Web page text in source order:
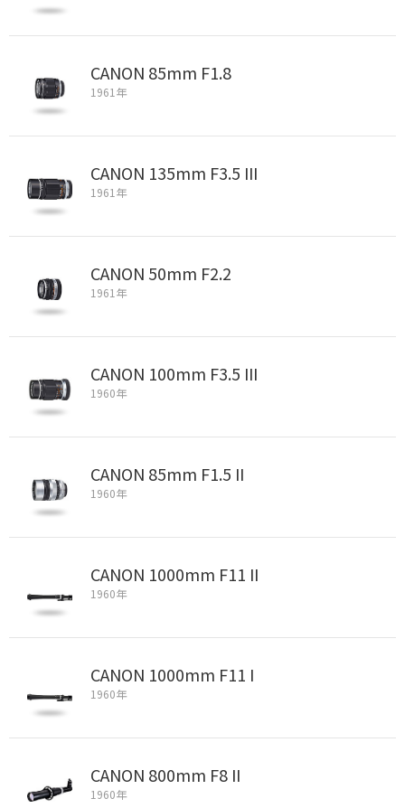
CANON 85mm F1.8
1961年
CANON 135mm F3.5 III
1961年
CANON 50mm F2.2
1961年
CANON 100mm F3.5 III
1960年
CANON 85mm F1.5 II
1960年
CANON 1000mm F11 II
1960年
CANON 1000mm F11 I
1960年
CANON 800mm F8 II
1960年